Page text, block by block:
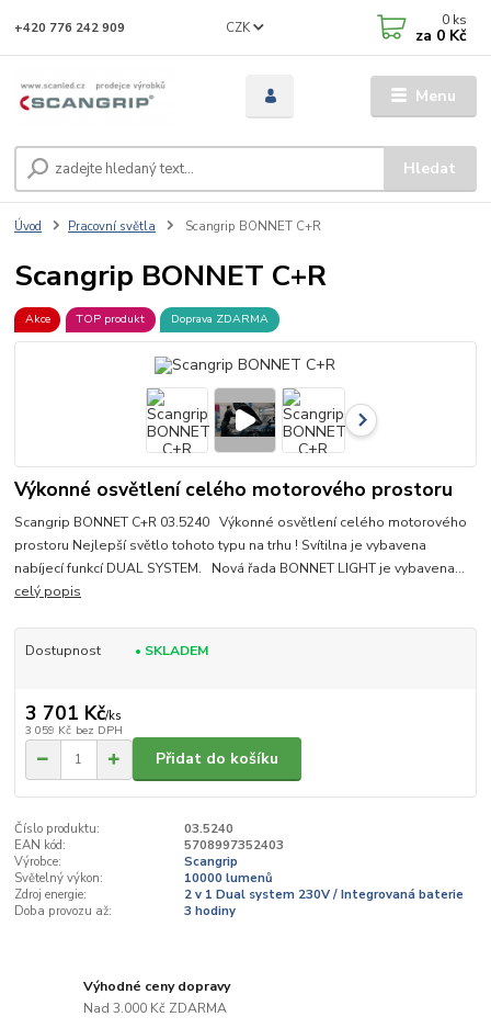
Menu
CZK
Hledat
+420 776 242 909 0 ks
za 0 Kč
Úvod Pracovní světla Scangrip BONNET C+R
Scangrip BONNET C+R
Akce TOP produkt Doprava ZDARMA
Výkonné osvětlení celého motorového prostoru
Scangrip BONNET C+R 03.5240 Výkonné osvětlení celého motorového
prostoru Nejlepší světlo tohoto typu na trhu ! Svítilna je vybavena
nabíjecí funkcí DUAL SYSTEM. Nová řada BONNET LIGHT je vybavena...
celý popis
Dostupnost • SKLADEM
3 701 Kč/ks
3 059 Kč bez DPH
Přidat do košíku
Číslo produktu:
03.5240
EAN kód:
5708997352403
Výrobce:
Scangrip
Světelný výkon:
10000 lumenů
Zdroj energie:
2 v 1 Dual system 230V / Integrovaná baterie
Doba provozu až:
3 hodiny
Výhodné ceny dopravy
Nad 3.000 Kč ZDARMA